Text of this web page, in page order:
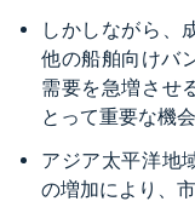
しかしながら、
他の船舶向けバ
需要を急増させ
とって重要な機
アジア太平洋地
の増加により、